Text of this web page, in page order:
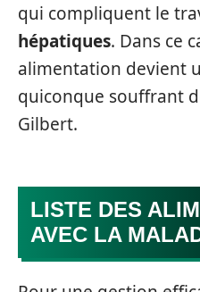
qui compliquent le
hépatiques. Dans ce
alimentation devient
quiconque souffrant
Gilbert.
LISTE DES
AVEC LA